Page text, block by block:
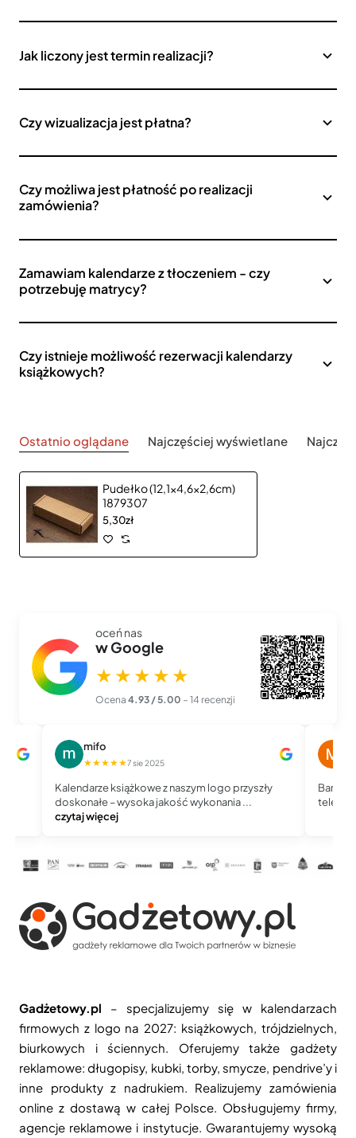
Jak liczony jest termin realizacji?
Czy wizualizacja jest płatna?
Czy możliwa jest płatność po realizacji
zamówienia?
Zamawiam kalendarze z tłoczeniem - czy
potrzebuję matrycy?
Czy istnieje możliwość rezerwacji kalendarzy
książkowych?
Ostatnio oglądane Najczęściej wyświetlane
Pudełko (12,1x4,6x2,6cm)
1879307
5,30zł
oceń nas
w Google
★★★★★
Ocena 4.93 / 5.00 – 14 recenzji
mifo
★★★★★7 sie 2025
Kalendarze książkowe z naszym logo przyszły
doskonałe – wysoka jakość wykonania ...
czytaj więcej
Bardzo
Gadżetowy.pl – specjalizujemy się w kalendarzach
firmowych z logo na 2027: książkowych, trójdzielnych,
biurkowych i ściennych. Oferujemy także gadżety
reklamowe: długopisy, kubki, torby, smycze, pendrive’y i
inne produkty z nadrukiem. Realizujemy zamówienia
online z dostawą w całej Polsce. Obsługujemy firmy,
agencje reklamowe i instytucje. Gwarantujemy wysoką